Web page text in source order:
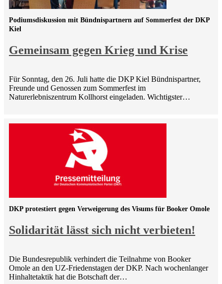
Gemeinsam gegen Krieg und Krise
Podiumsdiskussion mit Bündnispartnern auf Sommerfest der DKP
Kiel
Für Sonntag, den 26. Juli hatte die DKP Kiel Bündnispartner,
Freunde und Genossen zum Sommerfest im
Naturerlebniszentrum Kollhorst eingeladen. Wichtigster…
Solidarität lässt sich nicht verbieten!
DKP protestiert gegen Verweigerung des Visums für Booker Omole
Die Bundesrepublik verhindert die Teilnahme von Booker
Omole an den UZ-Friedenstagen der DKP. Nach wochenlanger
Hinhaltetaktik hat die Botschaft der…